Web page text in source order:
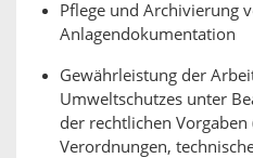
Pflege und Archivierung
Anlagendokumentation
Gewährleistung der
Umweltschutzes unter
der rechtlichen Vorgaben
Verordnungen,